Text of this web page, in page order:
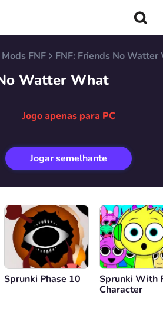
Mods FNF FNF: Friends No Watter
Watter What
Jogo apenas para PC
Jogar semelhante
Sprunki Phase 10
Sprunki With
Character